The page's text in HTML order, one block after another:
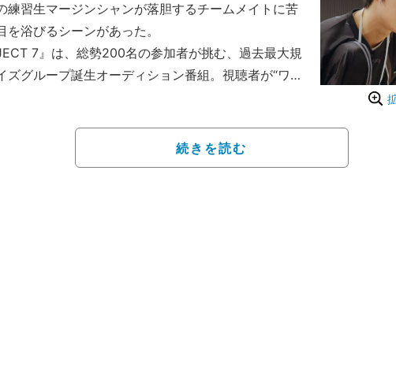
練習生マージンシャンが落胆するチームメイトに苦
を浴びるシーンがあった。
7』は、総勢200名の参加者が挑む、過去最大規
ズグループ誕生オーディション番組。視聴者が“ワー
だ。MCは俳優のイ・スヒョクが務め、ディレクタ
ヘインを筆頭に、バダ、RyuD、元Wanna Oneの
続きを読む